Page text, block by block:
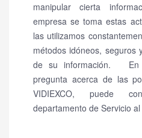
manipular cierta
empresa se toma estas
las utilizamos
métodos idóneos, seguros
de su información. En
pregunta acerca de las
VIDIEXCO, puede
departamento de Servicio